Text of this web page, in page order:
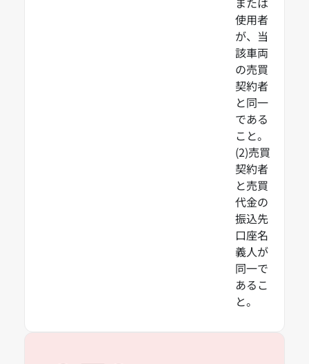
使用者
が、当
該車両
の売買
契約者
と同一
である
こと。
(2)売買
契約者
と売買
代金の
振込先
口座名
義人が
同一で
あるこ
と。